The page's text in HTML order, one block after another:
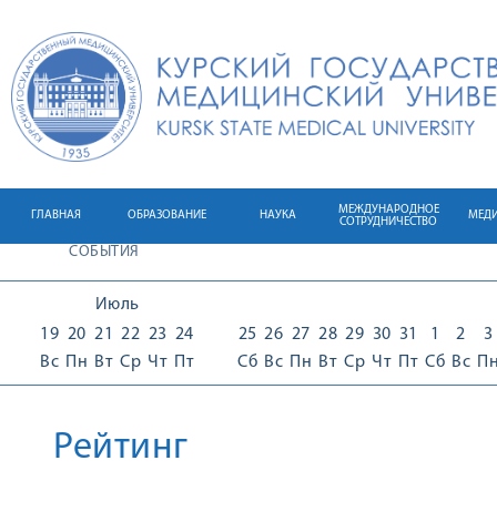
ГЛАВНАЯ ОБРАЗОВАНИЕ НАУКА
МЕЖДУНАРОДНОЕ
СОТРУДНИЧЕСТВО
СОБЫТИЯ
Июль
19
Вс
20
Пн
21
Вт
22
Ср
23
Чт
24
Пт
25
Сб
26
Вс
27
Пн
28
Вт
29
Ср
30
Чт
31
Пт
1
Сб
2
Вс
3
Рейтинг